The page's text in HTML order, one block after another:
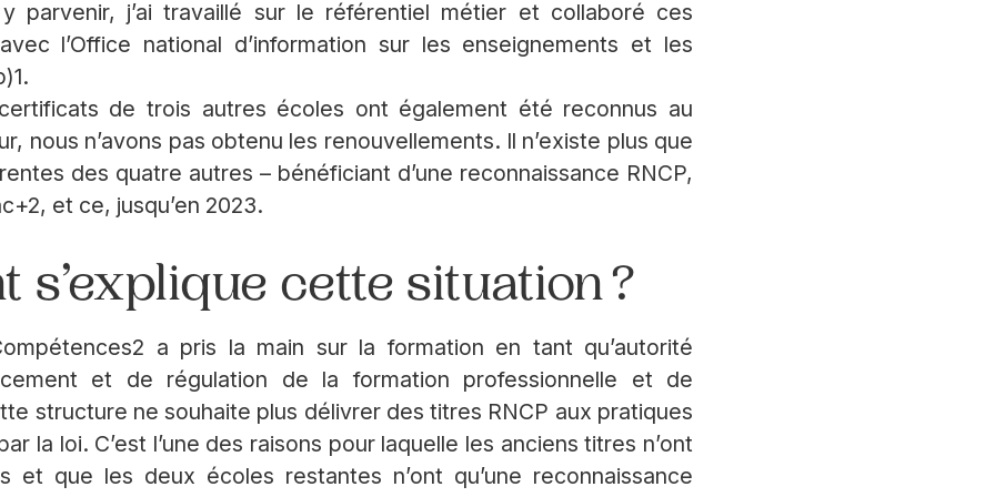
parvenir, j’ai travaillé sur le référentiel métier et collaboré ces
l’Office national d’information sur les enseignements et les
de trois autres écoles ont également été reconnus au
nous n’avons pas obtenu les renouvellements. Il n’existe plus que
des quatre autres – bénéficiant d’une reconnaissance RNCP,
et ce, jusqu’en 2023.
s’explique cette situation ?
a pris la main sur la formation en tant qu’autorité
et de régulation de la formation professionnelle et de
structure ne souhaite plus délivrer des titres RNCP aux pratiques
la loi. C’est l’une des raisons pour laquelle les anciens titres n’ont
et que les deux écoles restantes n’ont qu’une reconnaissance